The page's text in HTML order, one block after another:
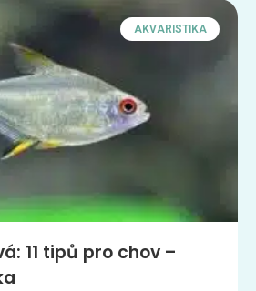
AKVARISTIKA
11 tipů pro chov –